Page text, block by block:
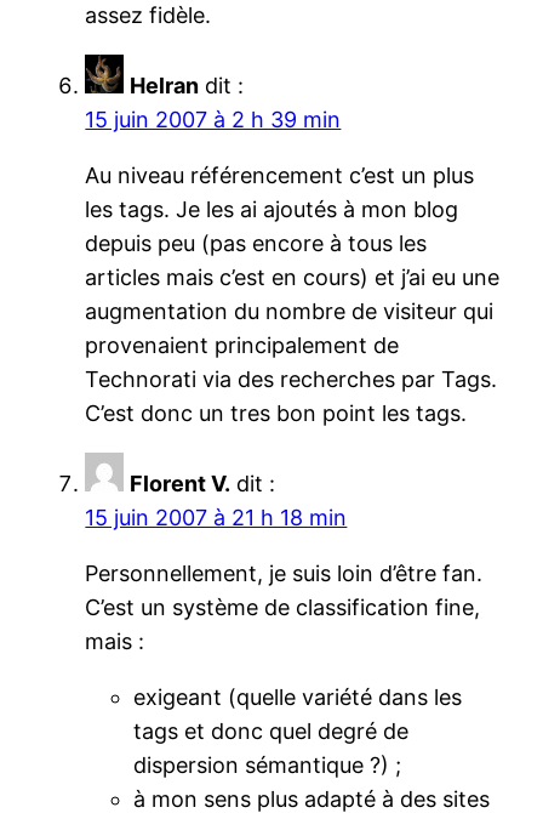
assez fidèle.
Helran dit :
15 juin 2007 à 2 h 39 min
Au niveau référencement c’est un plus
les tags. Je les ai ajoutés à mon blog
depuis peu (pas encore à tous les
articles mais c’est en cours) et j’ai eu une
augmentation du nombre de visiteur qui
provenaient principalement de
Technorati via des recherches par Tags.
C’est donc un tres bon point les tags.
Florent V. dit :
15 juin 2007 à 21 h 18 min
Personnellement, je suis loin d’être fan.
C’est un système de classification fine,
mais :
exigeant (quelle variété dans les
tags et donc quel degré de
dispersion sémantique ?) ;
à mon sens plus adapté à des sites